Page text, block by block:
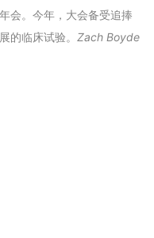
会。今年，大会备受追捧
的临床试验。 Zach Boyde